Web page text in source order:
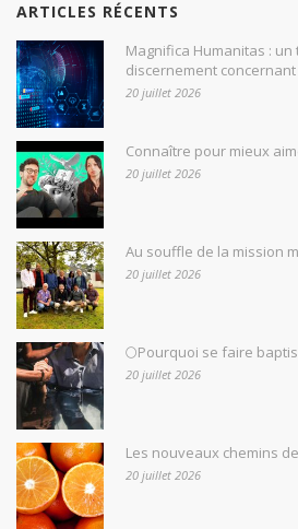
ARTICLES RÉCENTS
Magnifica Humanitas :
discernement concernant
20 juillet 2026
Connaître pour mieux
20 juillet 2026
Au souffle de la mission
20 juillet 2026
🌕Pourquoi se faire
20 juillet 2026
Les nouveaux chemins
20 juillet 2026